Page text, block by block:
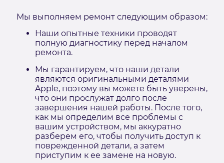
Мы выполняем ремонт следующим образом:
Наши опытные техники проводят
полную диагностику перед началом
ремонта.
Мы гарантируем, что наши детали
являются оригинальными деталями
Apple, поэтому вы можете быть уверены,
что они прослужат долго после
завершения нашей работы. После того,
как мы определим все проблемы с
вашим устройством, мы аккуратно
разберем его, чтобы получить доступ к
поврежденной детали, а затем
приступим к ее замене на новую.